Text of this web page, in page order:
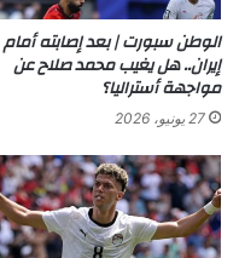
الوطن سبورت | بعد إصابته أمام
إيران.. هل يغيب محمد صلاح عن
مواجهة أستراليا؟
27 يونيو، 2026